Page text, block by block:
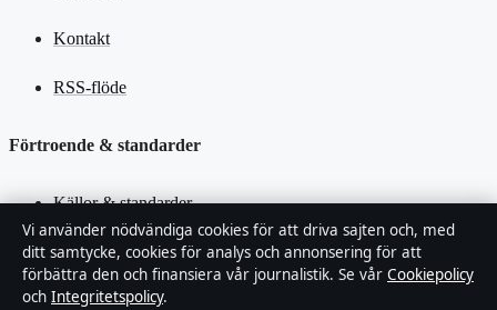
Kontakt
RSS-flöde
Förtroende & standarder
Källor & standarder
Redaktionell policy
Rättelsepolicy
Vi använder nödvändiga cookies för att driva sajten och, med
ditt samtycke, cookies för analys och annonsering för att
förbättra den och finansiera vår journalistik. Se vår Cookiepolicy
och Integritetspolicy.